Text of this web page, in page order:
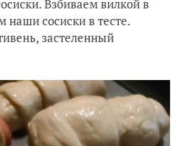
Взбиваем вилкой в
наши сосиски в тесте.
застеленный